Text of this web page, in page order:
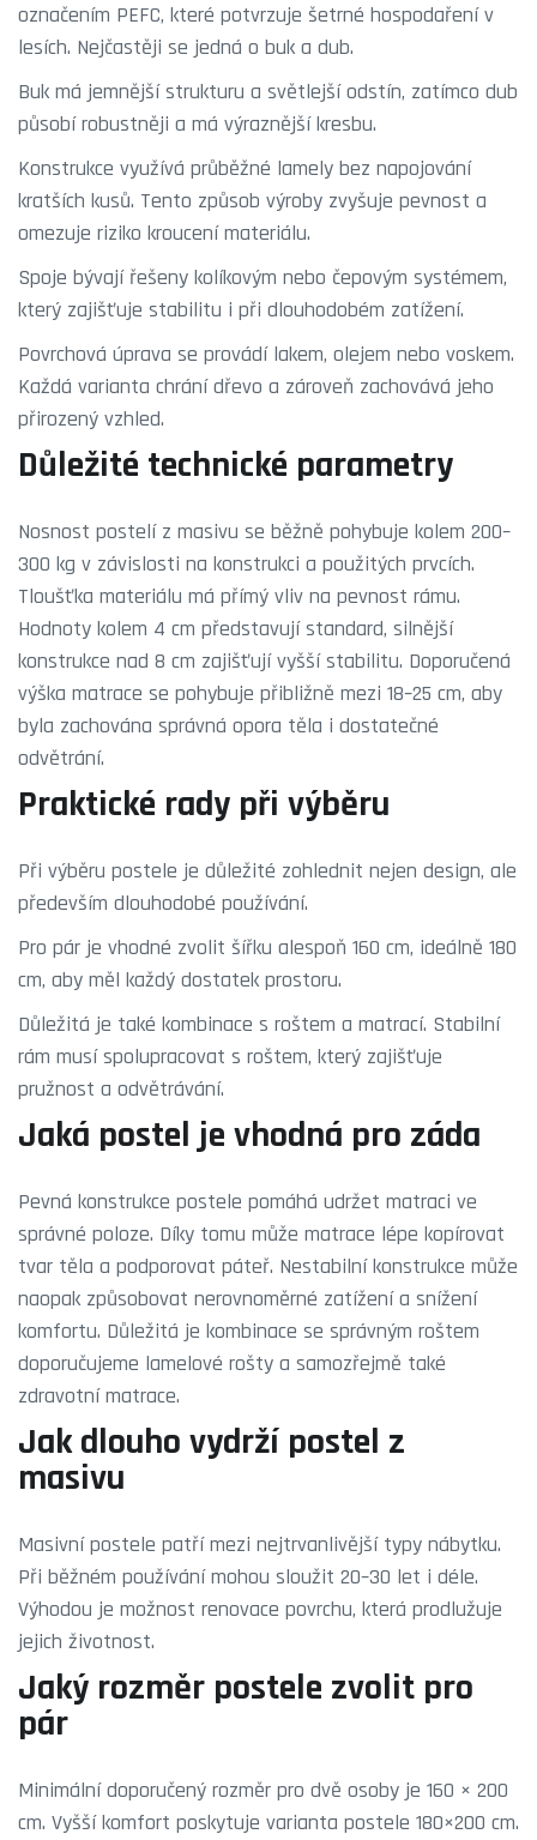
označením PEFC, které potvrzuje šetrné hospodaření v
lesích. Nejčastěji se jedná o buk a dub.
Buk má jemnější strukturu a světlejší odstín, zatímco dub
působí robustněji a má výraznější kresbu.
Konstrukce využívá průběžné lamely bez napojování
kratších kusů. Tento způsob výroby zvyšuje pevnost a
omezuje riziko kroucení materiálu.
Spoje bývají řešeny kolíkovým nebo čepovým systémem,
který zajišťuje stabilitu i při dlouhodobém zatížení.
Povrchová úprava se provádí lakem, olejem nebo voskem.
Každá varianta chrání dřevo a zároveň zachovává jeho
přirozený vzhled.
Důležité technické parametry
Nosnost postelí z masivu se běžně pohybuje kolem 200–
300 kg v závislosti na konstrukci a použitých prvcích.
Tloušťka materiálu má přímý vliv na pevnost rámu.
Hodnoty kolem 4 cm představují standard, silnější
konstrukce nad 8 cm zajišťují vyšší stabilitu. Doporučená
výška matrace se pohybuje přibližně mezi 18–25 cm, aby
byla zachována správná opora těla i dostatečné
odvětrání.
Praktické rady při výběru
Při výběru postele je důležité zohlednit nejen design, ale
především dlouhodobé používání.
Pro pár je vhodné zvolit šířku alespoň 160 cm, ideálně 180
cm, aby měl každý dostatek prostoru.
Důležitá je také kombinace s roštem a matrací. Stabilní
rám musí spolupracovat s roštem, který zajišťuje
pružnost a odvětrávání.
Jaká postel je vhodná pro záda
Pevná konstrukce postele pomáhá udržet matraci ve
správné poloze. Díky tomu může matrace lépe kopírovat
tvar těla a podporovat páteř. Nestabilní konstrukce může
naopak způsobovat nerovnoměrné zatížení a snížení
komfortu. Důležitá je kombinace se správným roštem
doporučujeme lamelové rošty a samozřejmě také
zdravotní matrace.
Jak dlouho vydrží postel z
masivu
Masivní postele patří mezi nejtrvanlivější typy nábytku.
Při běžném používání mohou sloužit 20–30 let i déle.
Výhodou je možnost renovace povrchu, která prodlužuje
jejich životnost.
Jaký rozměr postele zvolit pro
pár
Minimální doporučený rozměr pro dvě osoby je 160 × 200
cm. Vyšší komfort poskytuje varianta postele 180×200 cm.